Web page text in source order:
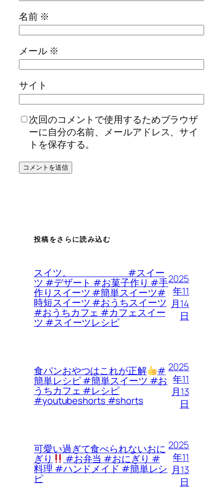
名前 ※
メール ※
サイト
次回のコメントで使用するためブラウザ
ーに自分の名前、メールアドレス、サイ
トを保存する。
投稿をさらに読み込む
スイツ。 #スイー
ツ #デザート #お菓子作り #手
作りスイーツ #簡単スイーツ#
時短スイーツ #おうちスイーツ
#おうちカフェ #カフェスイー
ツ #スイーツレシピ
2025
年11
月14
日
食パンおやつはこれが正解 #
簡単レシピ #簡単スイーツ #お
うちカフェ #レシピ
#youtubeshorts #shorts
2025
年11
月13
日
可愛い過ぎて食べられないおに
ぎり #お弁当 #おにぎり #
料理 #ハンドメイド #簡単レシ
ピ
2025
年11
月13
日